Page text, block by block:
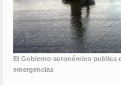
El Gobierno autonómico publica
emergencias